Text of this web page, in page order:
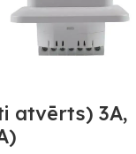
atvērts) 3A,